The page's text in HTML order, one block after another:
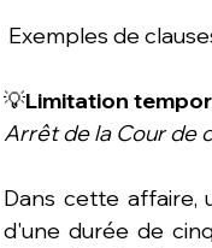
Exemples de
💡Limitation
Arrêt de la Cour de
Dans cette affaire,
d'une durée de